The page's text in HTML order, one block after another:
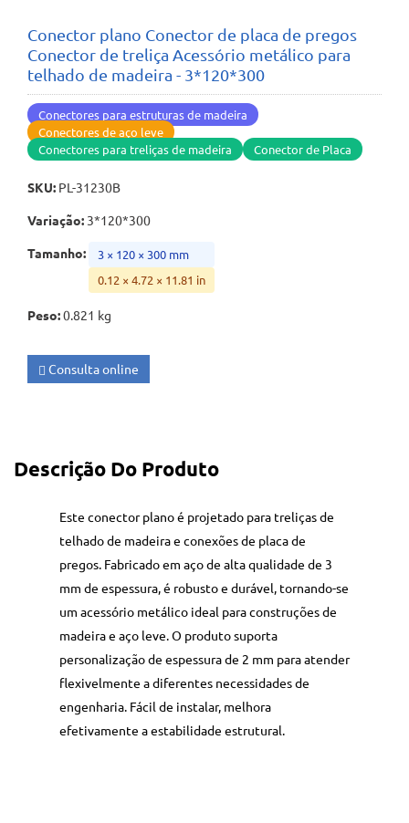
Conector plano Conector de placa de pregos
Conector de treliça Acessório metálico para
telhado de madeira - 3*120*300
Conectores para estruturas de madeira
Conectores de aço leve
Conectores para treliças de madeira
Conector de Placa
SKU: PL-31230B
Variação: 3*120*300
Tamanho:
3 × 120 × 300 mm
0.12 × 4.72 × 11.81 in
Peso:0.821 kg
Consulta online
Descrição Do Produto
Este conector plano é projetado para treliças de
telhado de madeira e conexões de placa de
pregos. Fabricado em aço de alta qualidade de 3
mm de espessura, é robusto e durável, tornando-se
um acessório metálico ideal para construções de
madeira e aço leve. O produto suporta
personalização de espessura de 2 mm para atender
flexivelmente a diferentes necessidades de
engenharia. Fácil de instalar, melhora
efetivamente a estabilidade estrutural.